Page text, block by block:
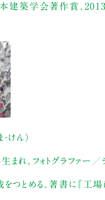
建築学会著作賞、
けん）
れ。フォトグラファー
つとめる。著書に『工